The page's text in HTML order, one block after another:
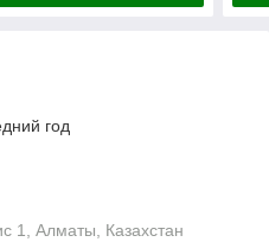
год
1, Алматы, Казахстан